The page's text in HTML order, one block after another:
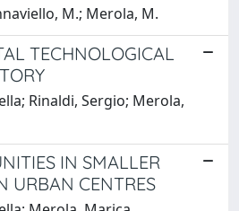
M.; Merola, M.
TECHNOLOGICAL
Rinaldi, Sergio; Merola,
IN SMALLER
URBAN CENTRES